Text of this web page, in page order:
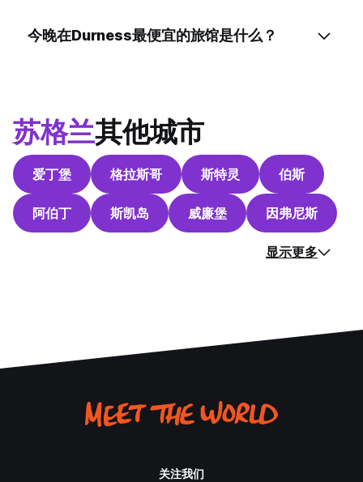
今晚在Durness最便宜的旅馆是什么？
苏格兰其他城市
爱丁堡 格拉斯哥 斯特灵 伯斯
阿伯丁 斯凯岛 威廉堡 因弗尼斯
显示更多
关注我们